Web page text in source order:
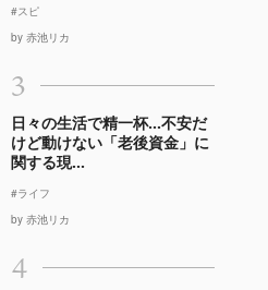
#スピ
by 赤池リカ
3
日々の生活で精一杯…不安だ
けど動けない「老後資金」に
関する現...
#ライフ
by 赤池リカ
4